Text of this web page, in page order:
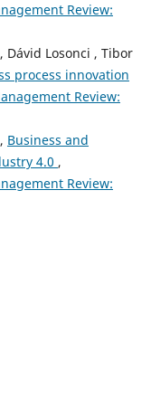
Review:
Losonci , Tibor
process innovation
Review:
Business and
4.0 ,
Review: